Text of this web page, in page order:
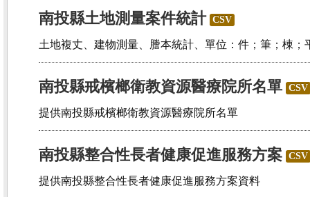
南投縣土地測量案件統計 CSV
土地複丈、建物測量、謄本統計、單位：件；筆；棟；
南投縣戒檳榔衛教資源醫療院所名單 CSV
提供南投縣戒檳榔衛教資源醫療院所名單
南投縣整合性長者健康促進服務方案 CSV
提供南投縣整合性長者健康促進服務方案資料